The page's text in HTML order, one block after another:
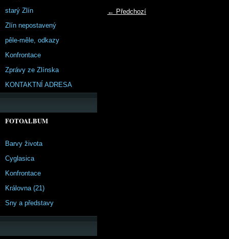
← Předchozí
starý Zlín
Zlín nepostavený
pêle-mêle, odkazy
Konfrontace
Zprávy ze Zlínska
KONTAKTNÍ ADRESA
FOTOALBUM
Barvy života
Cyglasica
Konfrontace
Královna (21)
Sny a představy